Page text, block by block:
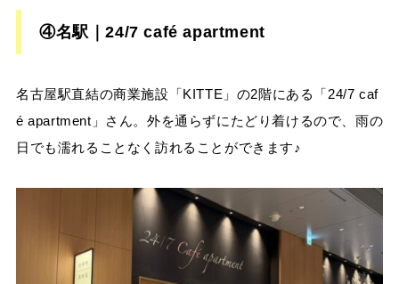
④名駅｜24/7 café apartment
名古屋駅直結の商業施設「KITTE」の2階にある「24/7 caf
é apartment」さん。外を通らずにたどり着けるので、雨の
日でも濡れることなく訪れることができます♪